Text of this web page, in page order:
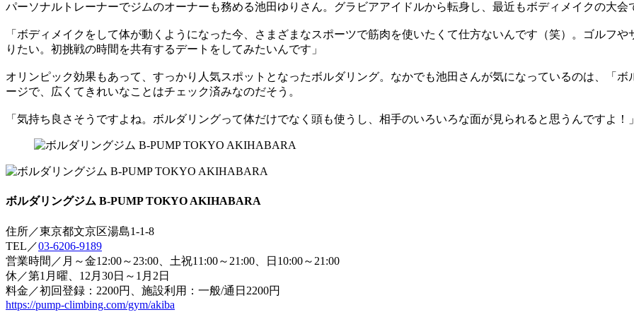
パーソナルトレーナーでジムのオーナーも務める池田ゆりさん。グラビアアイドルから転身し、最近もボディメイクの大会
「ボディメイクをして体が動くようになった今、さまざまなスポーツで筋肉を使いたくて仕方ないんです（笑）。ゴルフ
りたい。初挑戦の時間を共有するデートをしてみたいんです」
オリンピック効果もあって、すっかり人気スポットとなったボルダリング。なかでも池田さんが気になっているのは、「
ージで、広くてきれいなことはチェック済みなのだそう。
「気持ち良さそうですよね。ボルダリングって体だけでなく頭も使うし、相手のいろいろな面が見られると思うんですよ！」
ボルダリングジム B-PUMP TOKYO AKIHABARA
住所／東京都文京区湯島1-1-8
TEL／03-6206-9189
営業時間／月～金12:00～23:00、土祝11:00～21:00、日10:00～21:00
休／第1月曜、12月30日～1月2日
料金／初回登録：2200円、施設利用：一般/通日2200円
https://pump-climbing.com/gym/akiba